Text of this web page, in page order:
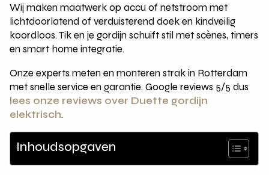
Wij maken maatwerk op accu of netstroom met
lichtdoorlatend of verduisterend doek en kindveilig
koordloos. Tik en je gordijn schuift stil met scènes, timers
en smart home integratie.
Onze experts meten en monteren strak in Rotterdam
met snelle service en garantie. Google reviews 5/5 dus
lees onze reviews over Duette gordijn
elektrisch.
Inhoudsopgaven